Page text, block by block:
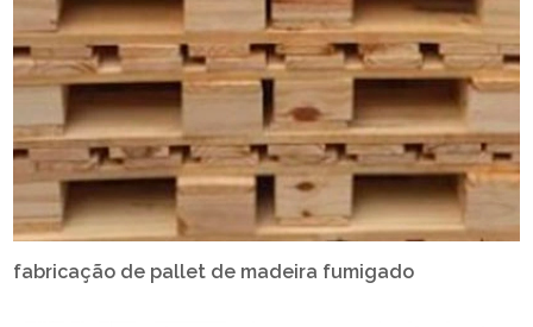
fabricação de pallet de madeira fumigado